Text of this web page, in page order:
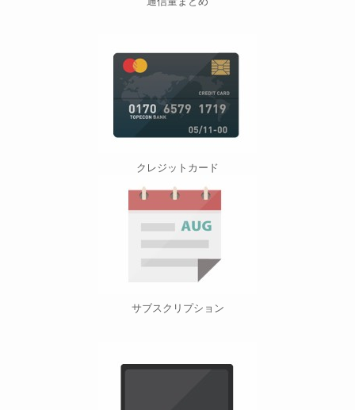
クレジットカード
サブスクリプション